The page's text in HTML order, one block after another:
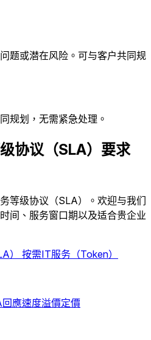
题或潜在风险。可与客户共同规
规划，无需紧急处理。
协议（SLA）要求
等级协议（SLA）。欢迎与我们
间、服务窗口期以及适合贵企业
） 按需IT服务（Token）
應速度溢價定價